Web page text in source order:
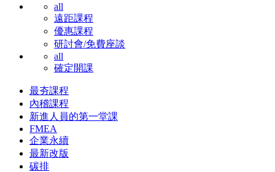
all
遠距課程
優惠課程
研討會/免費座談
all
確定開課
最夯課程
內稽課程
新進人員的第一堂課
FMEA
企業永續
最新改版
碳排